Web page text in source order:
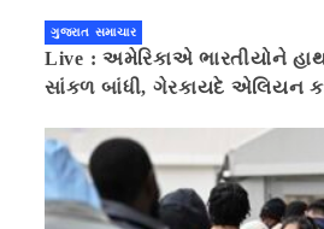
ગુજરાત સમાચાર
Live : અમેરિકાએ ભારતીયોને
સાંકળ બાંધી, ગેરકાયદે એલિયન